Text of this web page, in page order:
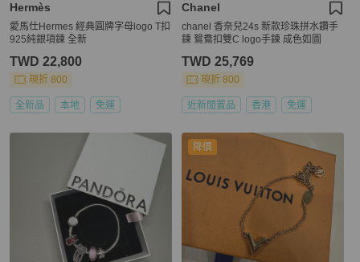
Hermès
愛馬仕Hermes 經典圓牌字母logo T扣
925純銀項鍊 全新
TWD 22,800
現折 800
全新品 本地 免運
Chanel
chanel 香奈兒24s 新款珍珠拼水鑽手
鍊 鴛鴦扣雙C logo手鍊 成色如圖
TWD 25,769
現折 800
近新閒置品 香港 免運
降價